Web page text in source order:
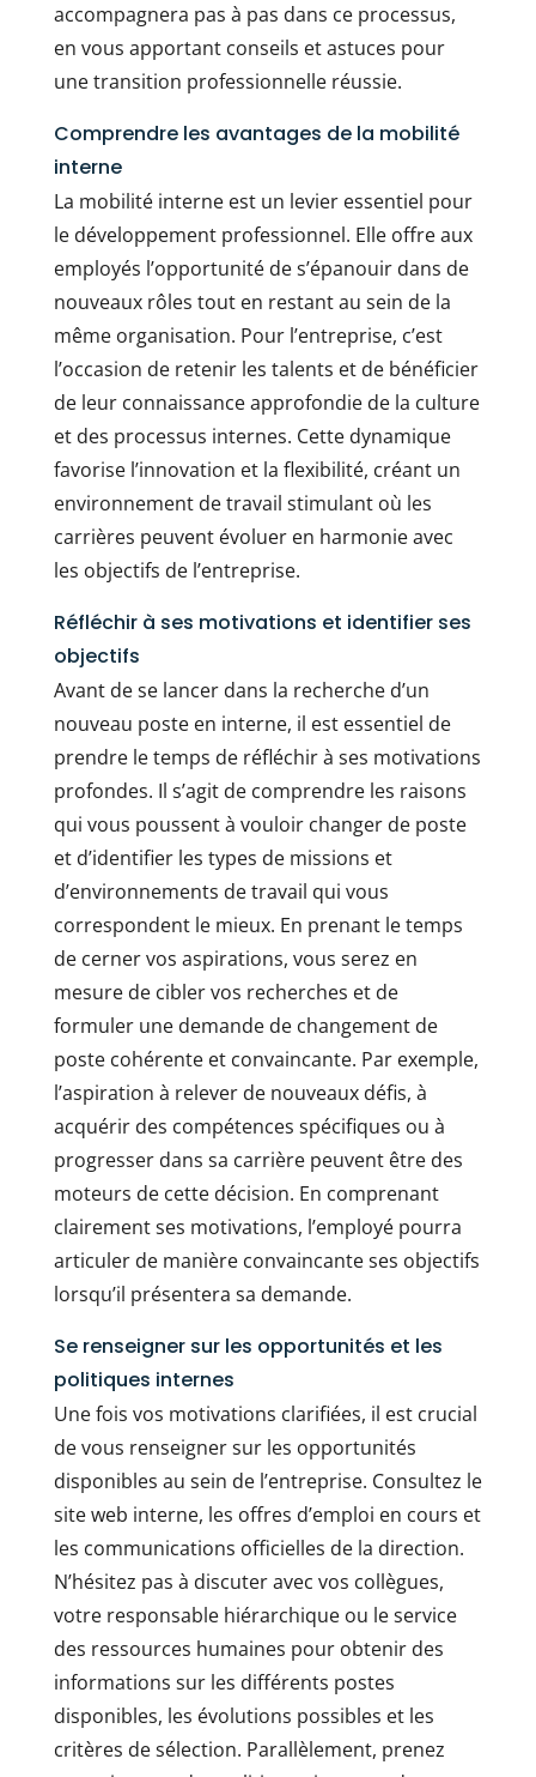
accompagnera pas à pas dans ce processus,
en vous apportant conseils et astuces pour
une transition professionnelle réussie.
Comprendre les avantages de la mobilité
interne
La mobilité interne est un levier essentiel pour
le développement professionnel. Elle offre aux
employés l’opportunité de s’épanouir dans de
nouveaux rôles tout en restant au sein de la
même organisation. Pour l’entreprise, c’est
l’occasion de retenir les talents et de bénéficier
de leur connaissance approfondie de la culture
et des processus internes. Cette dynamique
favorise l’innovation et la flexibilité, créant un
environnement de travail stimulant où les
carrières peuvent évoluer en harmonie avec
les objectifs de l’entreprise.
Réfléchir à ses motivations et identifier ses
objectifs
Avant de se lancer dans la recherche d’un
nouveau poste en interne, il est essentiel de
prendre le temps de réfléchir à ses motivations
profondes. Il s’agit de comprendre les raisons
qui vous poussent à vouloir changer de poste
et d’identifier les types de missions et
d’environnements de travail qui vous
correspondent le mieux. En prenant le temps
de cerner vos aspirations, vous serez en
mesure de cibler vos recherches et de
formuler une demande de changement de
poste cohérente et convaincante. Par exemple,
l’aspiration à relever de nouveaux défis, à
acquérir des compétences spécifiques ou à
progresser dans sa carrière peuvent être des
moteurs de cette décision. En comprenant
clairement ses motivations, l’employé pourra
articuler de manière convaincante ses objectifs
lorsqu’il présentera sa demande.
Se renseigner sur les opportunités et les
politiques internes
Une fois vos motivations clarifiées, il est crucial
de vous renseigner sur les opportunités
disponibles au sein de l’entreprise. Consultez le
site web interne, les offres d’emploi en cours et
les communications officielles de la direction.
N’hésitez pas à discuter avec vos collègues,
votre responsable hiérarchique ou le service
des ressources humaines pour obtenir des
informations sur les différents postes
disponibles, les évolutions possibles et les
critères de sélection. Parallèlement, prenez